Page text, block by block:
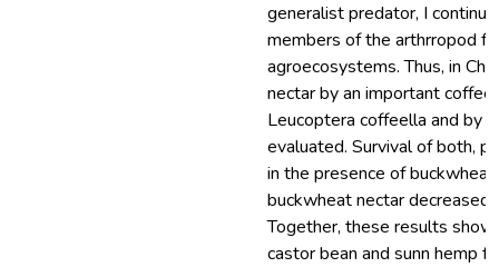
generalist predator, I
members of the arthrropod
agroecosystems. Thus, in
nectar by an important
Leucoptera coffeella and by
evaluated. Survival of both,
in the presence of
buckwheat nectar decreased
Together, these results
castor bean and sunn hemp